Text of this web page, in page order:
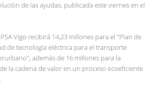
de las ayudas, publicada este viernes en el
Vigo recibirá 14,23 millones para el "Plan de
de tecnología eléctrica para el transporte
además de 16 millones para la
la cadena de valor en un proceso ecoeficiente